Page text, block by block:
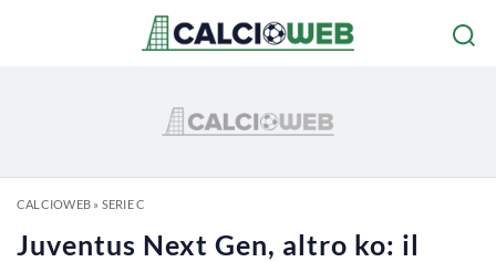
CALCIOWEB» SERIE C
Juventus Next Gen, altro ko: il